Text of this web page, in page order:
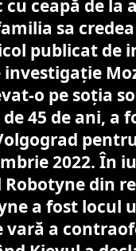
cu ceapă de
sa
publicat de
o pe soția
45 de ani, a
2022. În
din
a fost locul
a